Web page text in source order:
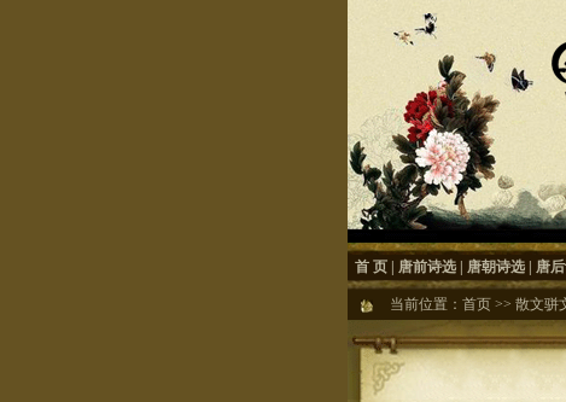
首 页 唐前诗选 唐朝诗选 唐
当前位置： 首页 >> 散文骈